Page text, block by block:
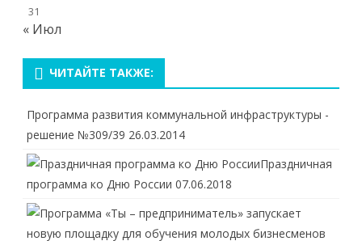
31
« Июл
ЧИТАЙТЕ ТАКЖЕ:
Программа развития коммунальной инфраструктуры -
решение №309/39 26.03.2014
Праздничная
программа ко Дню России 07.06.2018